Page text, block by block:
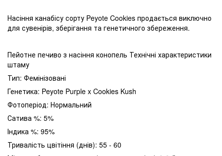
Насіння канабісу сорту Peyote Cookies продається виключно
для сувенірів, зберігання та генетичного збереження.
Пейотне печиво з насіння конопель Технічні характеристики
штаму
Тип: Фемінізовані
Генетика: Peyote Purple x Cookies Kush
Фотоперіод: Нормальний
Сатива %: 5%
Індика %: 95%
Тривалість цвітіння (днів): 55 - 60